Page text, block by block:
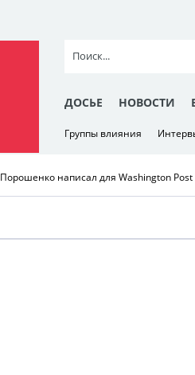
ДОСЬЕ НОВОСТИ
Группы влияния
Порошенко написал для Washington